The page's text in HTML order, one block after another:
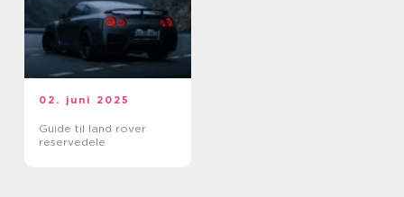
02. juni 2025
Guide til land rover
reservedele